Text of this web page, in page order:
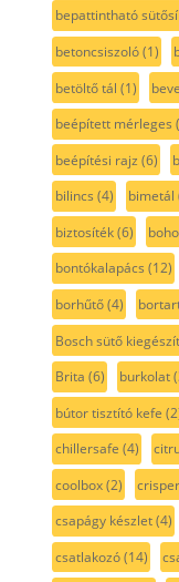
bepattintható
betoncsiszoló(1)
betöltő tál (1)
beépített mérleges
beépítési rajz (6)
bilincs (4) bimetál
biztosíték(6)
bontókalapács (12)
borhűtő(4)
Bosch sütő
Brita (6) burkolat
bútor tisztító kefe
chillersafe (4)
coolbox(2)
csapágy készlet(4)
csatlakozó(14)